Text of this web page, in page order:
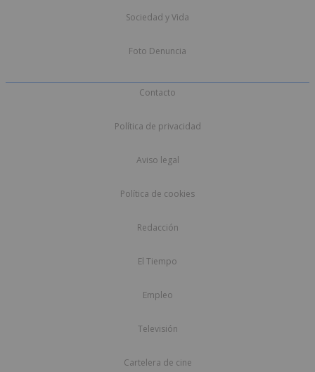
Sociedad y Vida
Foto Denuncia
Contacto
Política de privacidad
Aviso legal
Política de cookies
Redacción
El Tiempo
Empleo
Televisión
Cartelera de cine